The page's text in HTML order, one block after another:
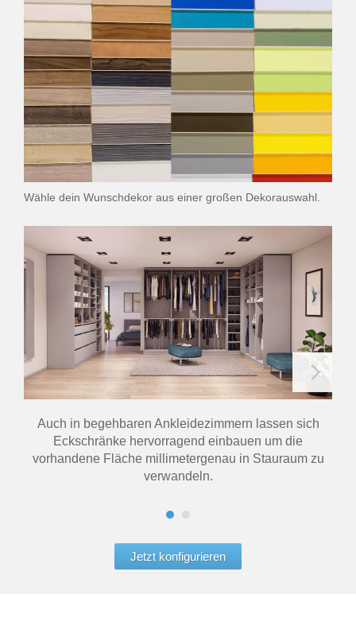
Wähle dein Wunschdekor aus einer großen Dekorauswahl.
Auch in begehbaren Ankleidezimmern lassen sich
Eckschränke hervorragend einbauen um die
vorhandene Fläche millimetergenau in Stauraum zu
verwandeln.
Jetzt konfigurieren